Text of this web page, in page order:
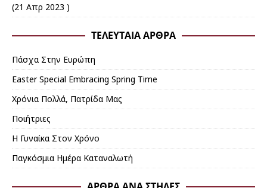
(21 Απρ 2023 )
ΤΕΛΕΥΤΑΊΑ ΆΡΘΡΑ
Πάσχα Στην Ευρώπη
Εaster Special Embracing Spring Time
Χρόνια Πολλά, Πατρίδα Μας
Ποιήτριες
Η Γυναίκα Στον Χρόνο
Παγκόσμια Ημέρα Καταναλωτή